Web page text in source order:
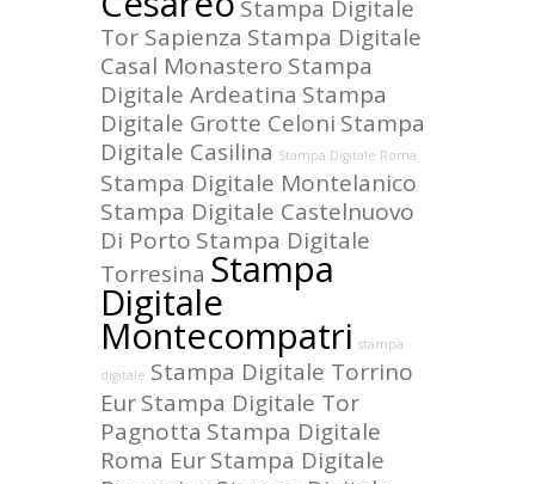
Stampa Digitale
Tor Sapienza Stampa Digitale
Casal Monastero Stampa
Digitale Ardeatina Stampa
Digitale Grotte Celoni Stampa
Digitale Casilina Stampa Digitale Roma
Stampa Digitale Montelanico
Stampa Digitale Castelnuovo
Di Porto Stampa Digitale
Torresina Stampa
Digitale
Montecompatri stampa
digitale Stampa Digitale Torrino
EurStampa Digitale Tor
Pagnotta Stampa Digitale
Roma EurStampa Digitale